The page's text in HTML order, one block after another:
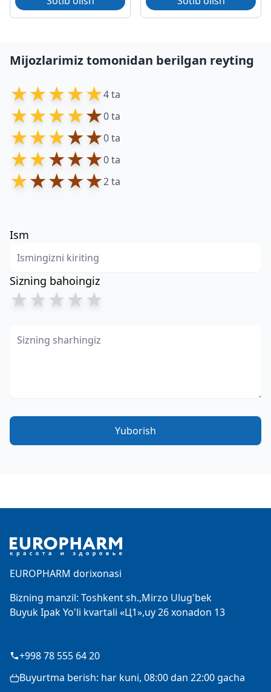
Mijozlarimiz tomonidan berilgan reyting
★★★★★4 ta
★★★★★0 ta
★★★★★0 ta
★★★★★0 ta
★★★★★2 ta
Ism
Sizning bahoingiz
★★★★★
Yuborish
EUROPHARM dorixonasi
Bizning manzil: Toshkent sh.,Mirzo Ulug'bek
Buyuk Ipak Yo'li kvartali «Ц1»,uy 26 xonadon 13
+998 78 555 64 20
Buyurtma berish: har kuni, 08:00 dan 22:00 gacha